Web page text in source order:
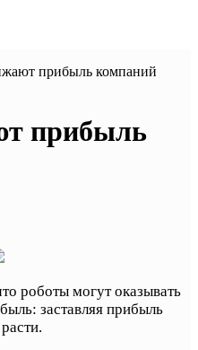
прибыль компаний
прибыль
роботы могут оказывать
заставляя прибыль